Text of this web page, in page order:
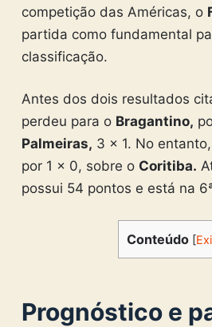
competição das Américas, o
partida como fundamental
classificação.
Antes dos dois resultados
perdeu para o Bragantino,
Palmeiras, 3 x 1. No
por 1 x 0, sobre o Coritiba.
possui 54 pontos e está na
Conteúdo [
Prognóstico e